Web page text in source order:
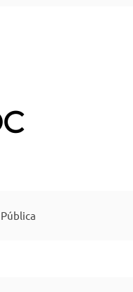
Pública